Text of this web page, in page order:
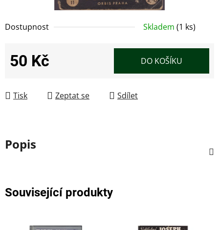
Dostupnost Skladem (1 ks)
50 Kč DO KOŠÍKU
Tisk Zeptat se Sdílet
Popis
Související produkty